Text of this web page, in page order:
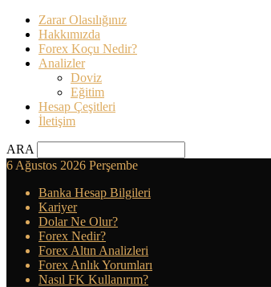
Zarar Olasılığınız
Hakkımızda
Forex Koçu Nedir?
Analizler
Doviz
Eğitim
Hesap Çeşitleri
İletişim
ARA
6 Ağustos 2026 Perşembe
Banka Hesap Bilgileri
Kariyer
Dolar Ne Olur?
Forex Nedir?
Forex Altın Analizleri
Forex Anlık Yorumları
Nasıl FK Kullanırım?